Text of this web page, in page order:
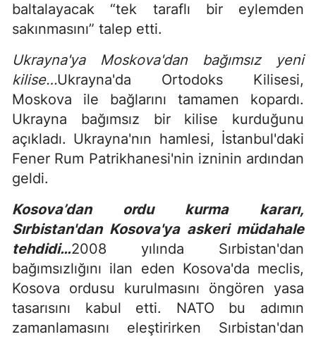
baltalayacak “tek taraflı bir eylemden
sakınmasını” talep etti.
Ukrayna'ya Moskova'dan bağımsız yeni
kilise…Ukrayna'da Ortodoks Kilisesi,
Moskova ile bağlarını tamamen kopardı.
Ukrayna bağımsız bir kilise kurduğunu
açıkladı. Ukrayna'nın hamlesi, İstanbul'daki
Fener Rum Patrikhanesi'nin izninin ardından
geldi.
Kosova’dan ordu kurma kararı,
Sırbistan'dan Kosova'ya askeri müdahale
tehdidi…2008 yılında Sırbistan'dan
bağımsızlığını ilan eden Kosova'da meclis,
Kosova ordusu kurulmasını öngören yasa
tasarısını kabul etti. NATO bu adımın
zamanlamasını eleştirirken Sırbistan'dan